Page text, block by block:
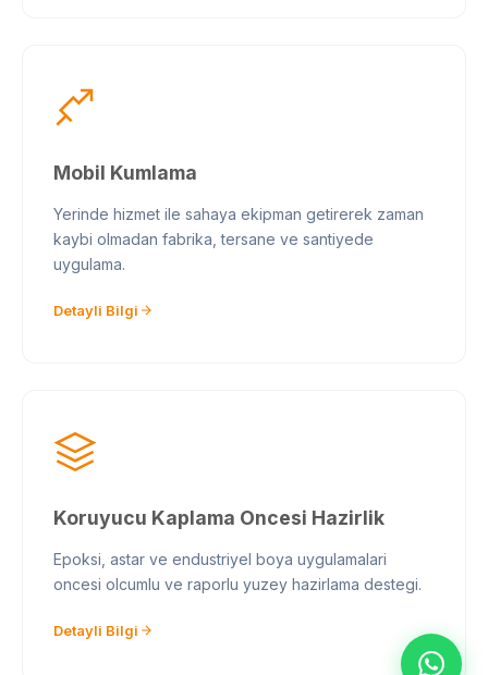
Mobil Kumlama
Yerinde hizmet ile sahaya ekipman getirerek zaman
kaybi olmadan fabrika, tersane ve santiyede
uygulama.
Detayli Bilgi
Koruyucu Kaplama Oncesi Hazirlik
Epoksi, astar ve endustriyel boya uygulamalari
oncesi olcumlu ve raporlu yuzey hazirlama destegi.
Detayli Bilgi